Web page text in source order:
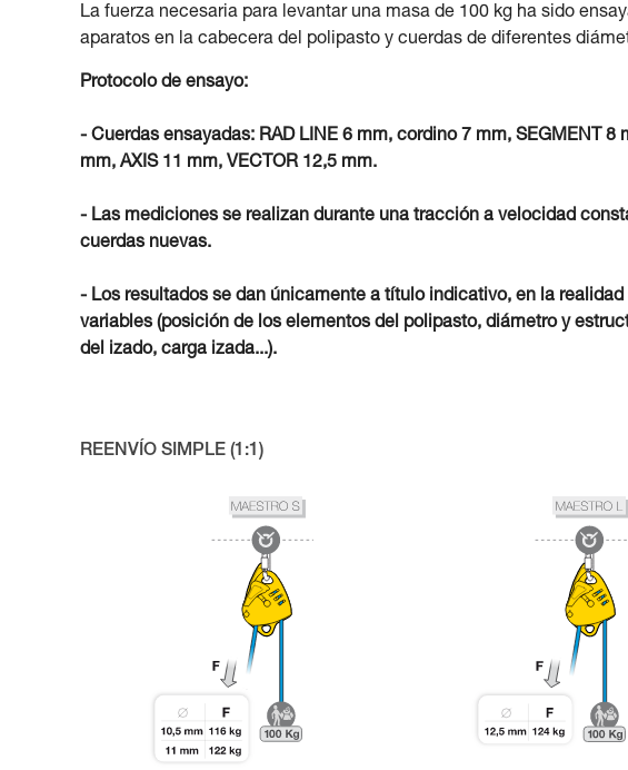
La fuerza necesaria para levantar una masa de 100 kg ha sido
aparatos en la cabecera del polipasto y cuerdas de diferentes
Protocolo de ensayo:
- Cuerdas ensayadas: RAD LINE 6 mm, cordino 7 mm, SEGMENT 8
mm, AXIS 11 mm, VECTOR 12,5 mm.
- Las mediciones se realizan durante una tracción a velocidad
cuerdas nuevas.
- Los resultados se dan únicamente a título indicativo, en la
variables (posición de los elementos del polipasto, diámetro y
del izado, carga izada...).
REENVÍO SIMPLE (1:1)